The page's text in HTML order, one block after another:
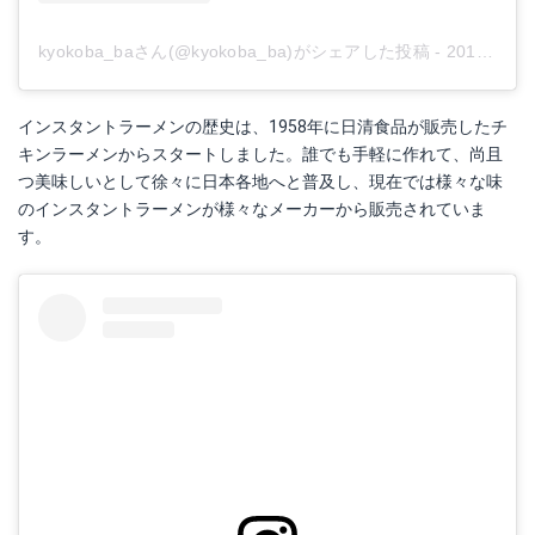
Amazonで詳細を見る
楽天で詳細を見る
kyokoba_baさん(@kyokoba_ba)がシェアした投稿 - 2019年 3月月14日午後4時12分PDT
インスタントラーメンの歴史は、1958年に日清食品が販売したチ
キンラーメンからスタートしました。誰でも手軽に作れて、尚且
つ美味しいとして徐々に日本各地へと普及し、現在では様々な味
のインスタントラーメンが様々なメーカーから販売されていま
す。